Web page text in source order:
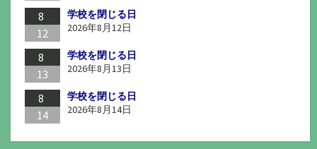
8
12
学校を閉じる日
2026年8月12日
8
13
学校を閉じる日
2026年8月13日
8
14
学校を閉じる日
2026年8月14日